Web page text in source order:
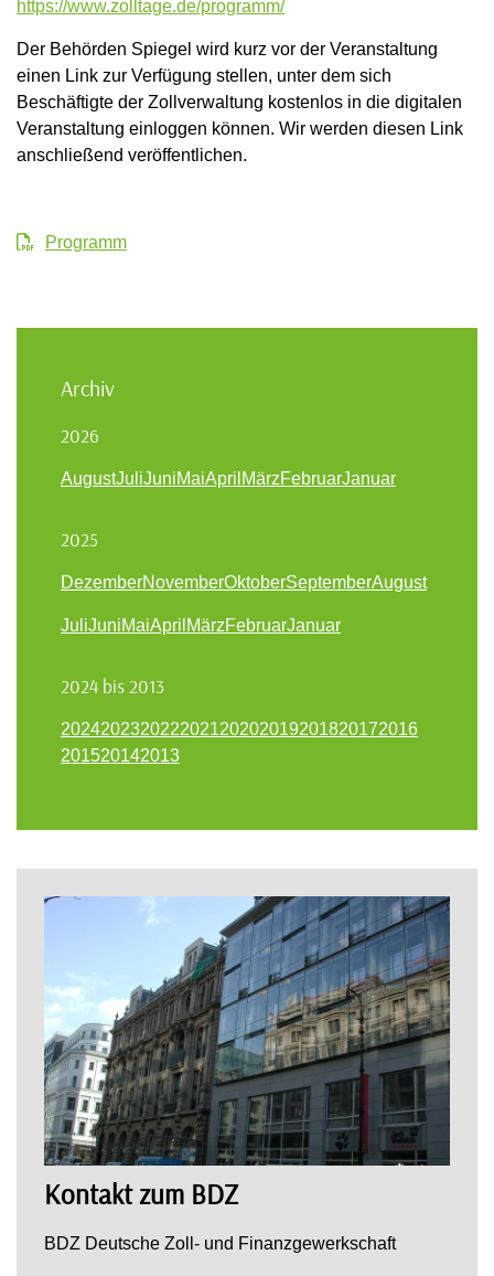
https://www.zolltage.de/programm/
Der Behörden Spiegel wird kurz vor der Veranstaltung
einen Link zur Verfügung stellen, unter dem sich
Beschäftigte der Zollverwaltung kostenlos in die digitalen
Veranstaltung einloggen können. Wir werden diesen Link
anschließend veröffentlichen.
Programm
Archiv
2026
AugustJuliJuniMaiApril MärzFebruarJanuar
2025
DezemberNovemberOktoberSeptemberAugust
JuliJuniMaiApril MärzFebruarJanuar
2024 bis 2013
202420232022202120202019201820172016
201520142013
Kontakt zum BDZ
BDZ Deutsche Zoll- und Finanzgewerkschaft